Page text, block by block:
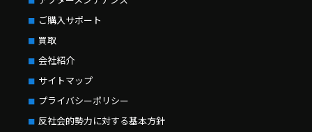
ご購入サポート
買取
会社紹介
サイトマップ
プライバシーポリシー
反社会的勢力に対する基本方針